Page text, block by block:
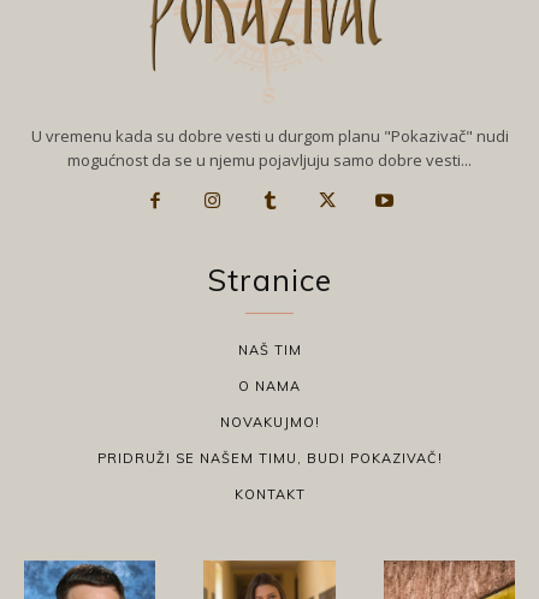
U vremenu kada su dobre vesti u durgom planu "Pokazivač" nudi
mogućnost da se u njemu pojavljuju samo dobre vesti...
Stranice
NAŠ TIM
O NAMA
NOVAKUJMO!
PRIDRUŽI SE NAŠEM TIMU, BUDI POKAZIVAČ!
KONTAKT